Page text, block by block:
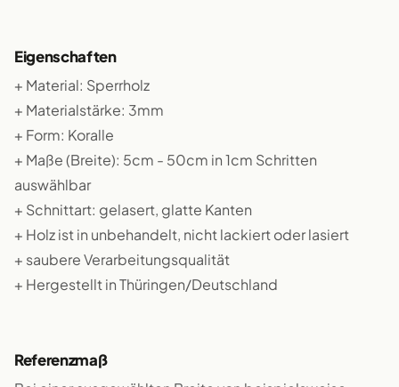
Eigenschaften
+ Material: Sperrholz
+ Materialstärke: 3mm
+ Form: Koralle
+ Maße (Breite): 5cm - 50cm in 1cm Schritten
auswählbar
+ Schnittart: gelasert, glatte Kanten
+ Holz ist in unbehandelt, nicht lackiert oder lasiert
+ saubere Verarbeitungsqualität
+ Hergestellt in Thüringen/Deutschland
Referenzmaß